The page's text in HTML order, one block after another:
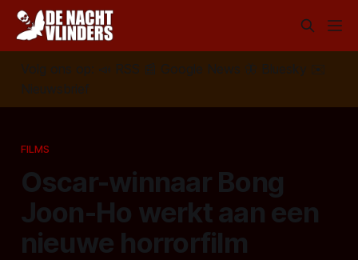
Volg ons op: 📣 RSS 📰 Google News 🦋 Bluesky
✉️
Nieuwsbrief
FILMS
Oscar-winnaar Bong
Joon-Ho werkt aan een
nieuwe horrorfilm